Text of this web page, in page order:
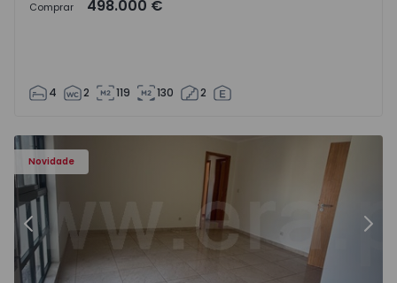
Comprar 498.000 €
4 2 119 130 2
Novidade
- 15
Apartamento T3 Sintra, Algueirão-Mem Martins -
Anterior